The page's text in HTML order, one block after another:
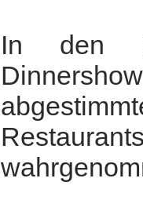
In den